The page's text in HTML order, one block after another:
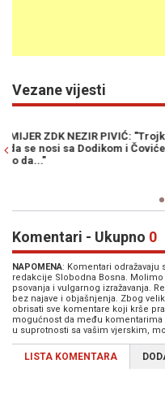
Vezane vijesti
NEZIR PIVIĆ JE OVO
Vladi FBiH, tako lako su
vlasniku"
Komentari - Ukupno 0
NAPOMENA: Komentari odražavaju
redakcije Slobodna Bosna.
psovanja i vulgarnog izražavanja.
bez najave i objašnjenja. Zbog
obrisati sve komentare koji krše
mogućnost da među
u suprotnosti sa vašim vjerskim,
LISTA KOMENTARA